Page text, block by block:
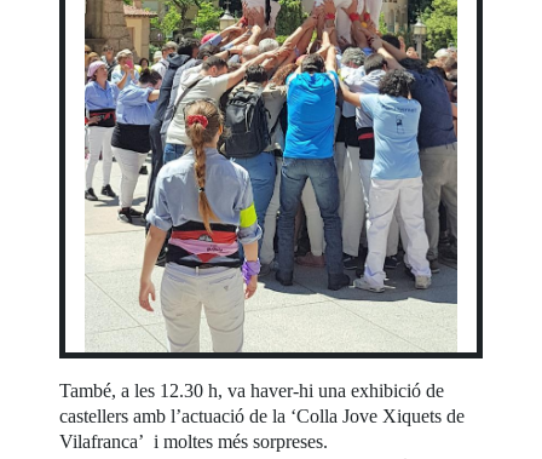
També, a les 12.30 h, va haver-hi una exhibició de
castellers amb l’actuació de la ‘Colla Jove Xiquets de
Vilafranca’ i moltes més sorpreses.